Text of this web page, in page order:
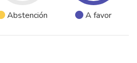
Abstención A favor